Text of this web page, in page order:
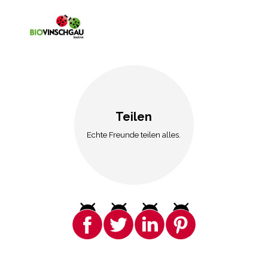
Teilen
Echte Freunde teilen alles.